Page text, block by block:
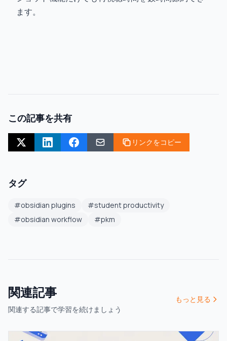
ます。
この記事を共有
リンクをコピー
タグ
#obsidian plugins #student productivity
#obsidian workflow #pkm
関連記事
関連する記事で学習を続けましょう
もっと見る